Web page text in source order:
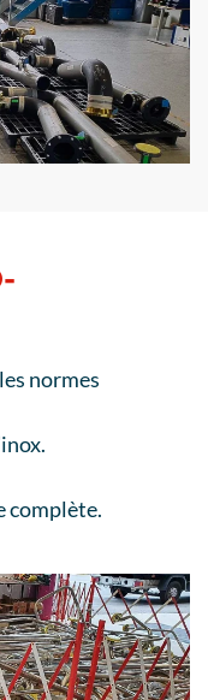
normes
complète.